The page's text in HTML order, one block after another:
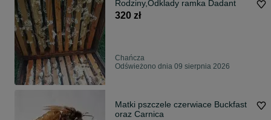
Rodziny,Odklady ramka Dadant
320 zł
Chańcza
Odświeżono dnia 09 sierpnia 2026
Matki pszczele czerwiace Buckfast
oraz Carnica